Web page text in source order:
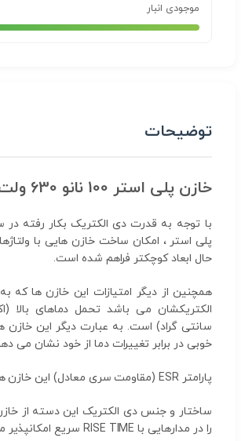
موجودی انبار
توضیحات
خازن پلی استر 100 نانو 630 ولت
با توجه به قدرت دی الکتریک بکار رفته در
پلی استر ، امکان ساخت خازن هایی با
حال ابعاد کوچکتر فراهم شده است.
همچنین از دیگر امتیازات این خازن ها که
سانتی گراد) است. به عبارت دیگر این خازن
خوبی در برابر تغییرات دما از خود نشان می
پارامتر ESR (مقاومت سری معادل) این خازن ها پایین است.
ساختار و جنس دی الکتریک این دسته از خازن
را در مدارهایی با RISE TIME سریع امکانپذیر می سازد.